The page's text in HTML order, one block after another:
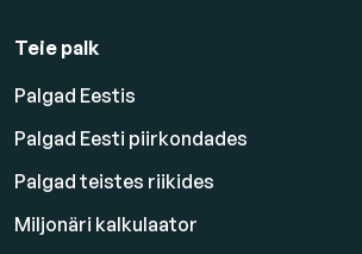
Teie palk
Palgad Eestis
Palgad Eesti piirkondades
Palgad teistes riikides
Miljonäri kalkulaator